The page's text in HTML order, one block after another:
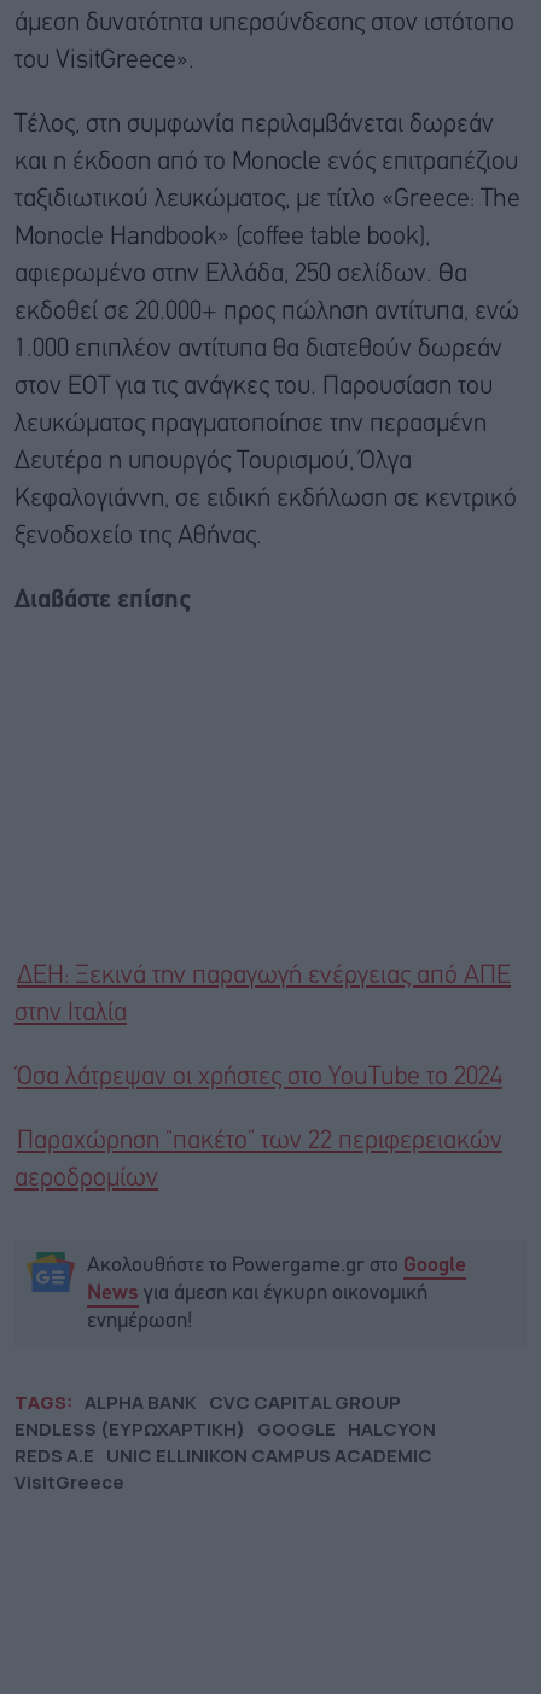
άμεση δυνατότητα υπερσύνδεσης στον ιστότοπο
του VisitGreece».
Τέλος, στη συμφωνία περιλαμβάνεται δωρεάν
και η έκδοση από το Monocle ενός επιτραπέζιου
ταξιδιωτικού λευκώματος, με τίτλο «Greece: The
Monocle Handbook» (coffee table book),
αφιερωμένο στην Ελλάδα, 250 σελίδων. Θα
εκδοθεί σε 20.000+ προς πώληση αντίτυπα, ενώ
1.000 επιπλέον αντίτυπα θα διατεθούν δωρεάν
στον ΕΟΤ για τις ανάγκες του. Παρουσίαση του
λευκώματος πραγματοποίησε την περασμένη
Δευτέρα η υπουργός Τουρισμού, Όλγα
Κεφαλογιάννη, σε ειδική εκδήλωση σε κεντρικό
ξενοδοχείο της Αθήνας.
Διαβάστε επίσης
ΔΕΗ: Ξεκινά την παραγωγή ενέργειας από ΑΠΕ
στην Ιταλία
Όσα λάτρεψαν οι χρήστες στο YouTube το 2024
Παραχώρηση “πακέτο” των 22 περιφερειακών
αεροδρομίων
Ακολουθήστε το Powergame.gr στο Google
News για άμεση και έγκυρη οικονομική
ενημέρωση!
TAGS: ALPHA BANK CVC CAPITAL GROUP
ENDLESS (ΕΥΡΩΧΑΡΤΙΚΗ)
GOOGLE HALCYON
REDS Α.Ε UNIC ELLINIKON CAMPUS ACADEMIC
VisitGreece